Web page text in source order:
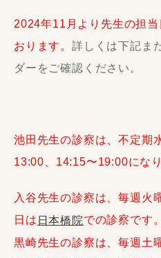
2024年11月より先生の担
おります。 詳しくは下記ま
ダーをご確認ください。
池田先生の診察は、不定期
13:00、14:15〜19:00になり
入谷先生の診察は、毎週火
日は 日本橋院での診察です。
黒崎先生の診察は、毎週土